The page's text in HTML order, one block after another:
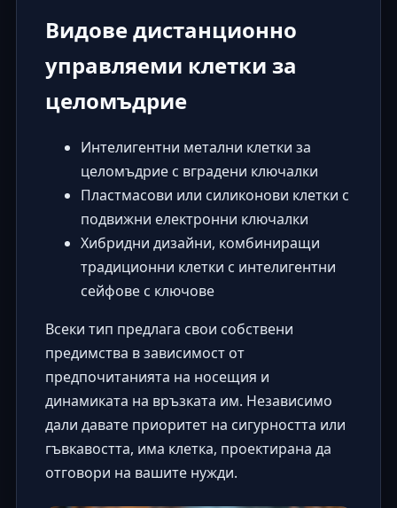
Видове дистанционно
управляеми клетки за
целомъдрие
Интелигентни метални клетки за
целомъдрие с вградени ключалки
Пластмасови или силиконови клетки с
подвижни електронни ключалки
Хибридни дизайни, комбиниращи
традиционни клетки с интелигентни
сейфове с ключове
Всеки тип предлага свои собствени
предимства в зависимост от
предпочитанията на носещия и
динамиката на връзката им. Независимо
дали давате приоритет на сигурността или
гъвкавостта, има клетка, проектирана да
отговори на вашите нужди.